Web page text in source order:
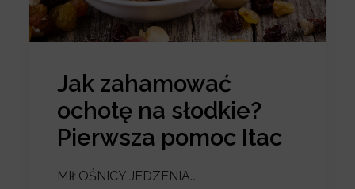
Jak zahamować
ochotę na słodkie?
Pierwsza pomoc Itac
MIŁOŚNICY JEDZENIA…